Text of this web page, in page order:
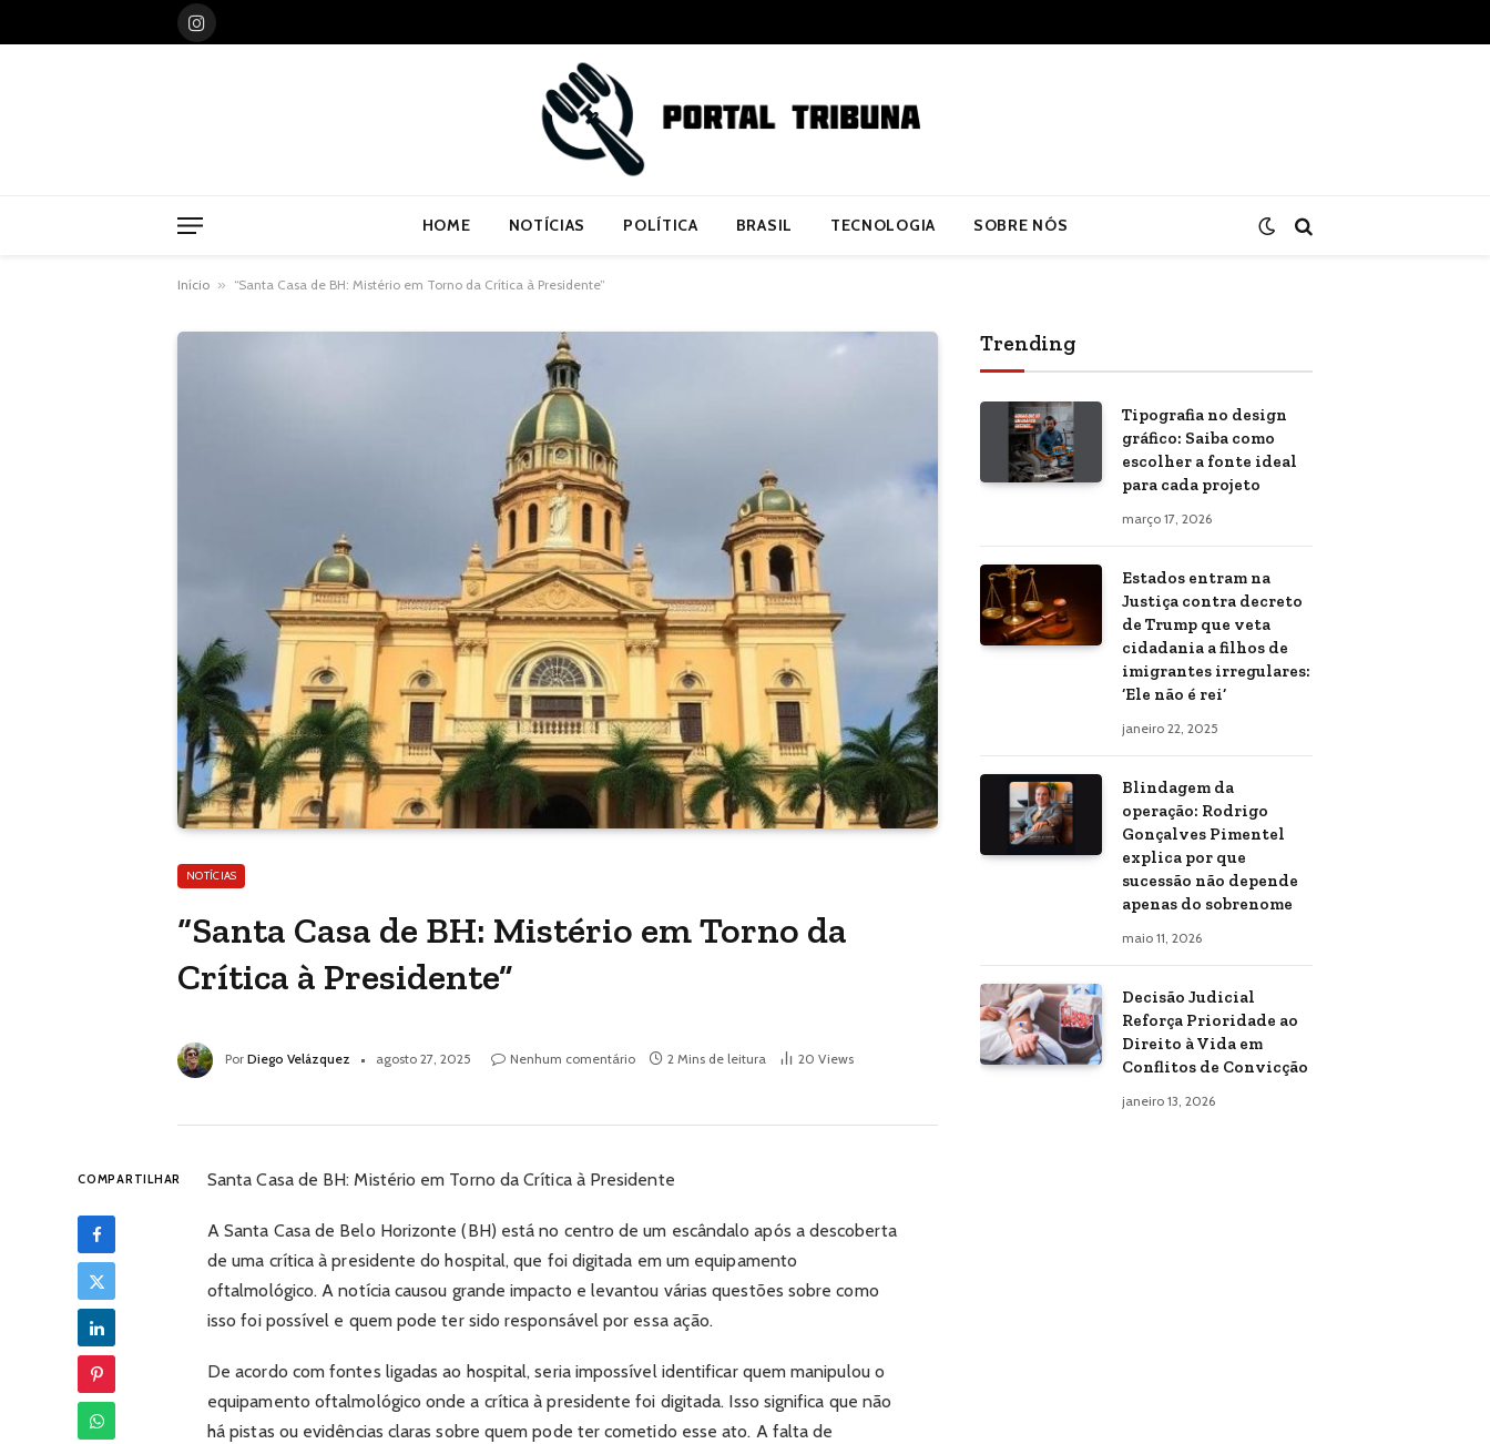
Instagram
HOME NOTÍCIAS POLÍTICA BRASIL TECNOLOGIA SOBRE NÓS
Início » “Santa Casa de BH: Mistério em Torno da Crítica à Presidente”
NOTÍCIAS
“Santa Casa de BH: Mistério em Torno da
Crítica à Presidente”
Por Diego Velázquez agosto 27, 2025 Nenhum comentário 2 Mins de leitura 20 Views
COMPARTILHAR Santa Casa de BH: Mistério em Torno da Crítica à Presidente
A Santa Casa de Belo Horizonte (BH) está no centro de um escândalo após a descoberta
de uma crítica à presidente do hospital, que foi digitada em um equipamento
oftalmológico. A notícia causou grande impacto e levantou várias questões sobre como
isso foi possível e quem pode ter sido responsável por essa ação.
De acordo com fontes ligadas ao hospital, seria impossível identificar quem manipulou o
equipamento oftalmológico onde a crítica à presidente foi digitada. Isso significa que não
há pistas ou evidências claras sobre quem pode ter cometido esse ato. A falta de
Trending
Tipografia no design
gráfico: Saiba como
escolher a fonte ideal
para cada projeto
março 17, 2026
Estados entram na
Justiça contra decreto
de Trump que veta
cidadania a filhos de
imigrantes irregulares:
‘Ele não é rei’
janeiro 22, 2025
Blindagem da
operação: Rodrigo
Gonçalves Pimentel
explica por que
sucessão não depende
apenas do sobrenome
maio 11, 2026
Decisão Judicial
Reforça Prioridade ao
Direito à Vida em
Conflitos de Convicção
janeiro 13, 2026